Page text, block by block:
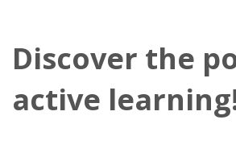
Discover the
active